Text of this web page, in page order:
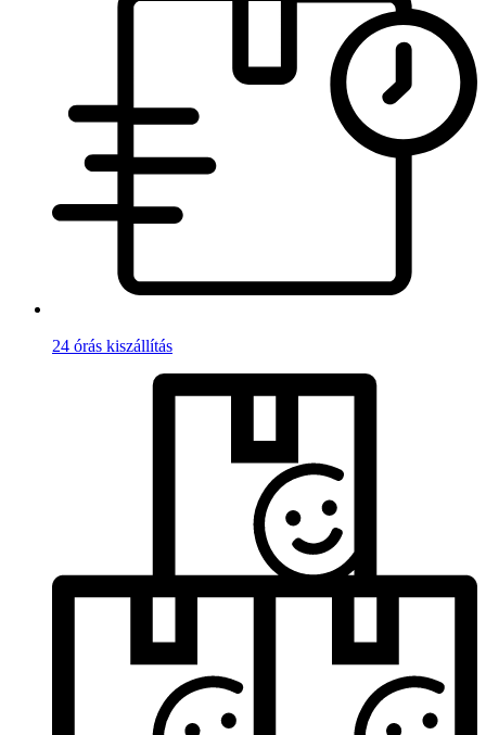
24 órás kiszállítás